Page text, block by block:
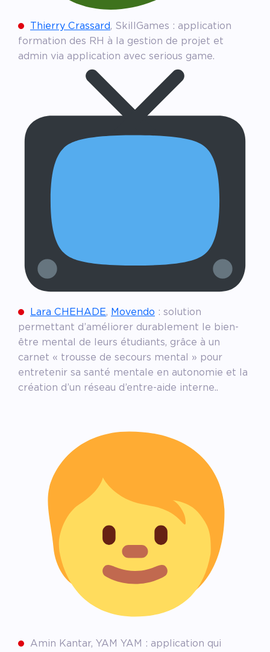
Thierry Crassard, SkillGames : application
formation des RH à la gestion de projet et
admin via application avec serious game.
Lara CHEHADE, Movendo : solution
permettant d’améliorer durablement le bien-
être mental de leurs étudiants, grâce à un
carnet « trousse de secours mental » pour
entretenir sa santé mentale en autonomie et la
création d’un réseau d’entre-aide interne..
Amin Kantar, YAM YAM : application qui